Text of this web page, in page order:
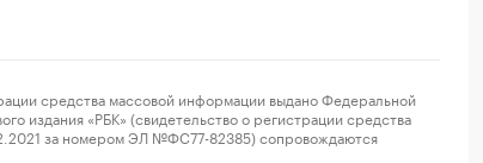
средства массовой информации выдано Федеральной
издания «РБК» (свидетельство о регистрации средства
за номером ЭЛ №ФС77-82385) сопровождаются